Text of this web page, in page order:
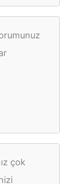
çok